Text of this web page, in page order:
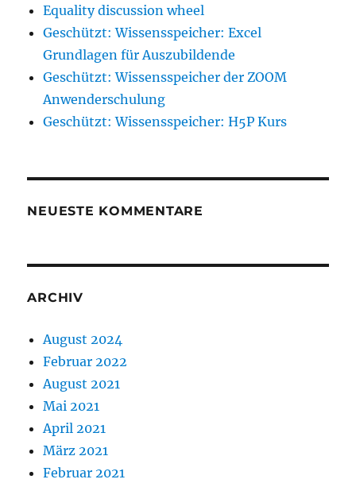
Equality discussion wheel
Geschützt: Wissensspeicher: Excel
Grundlagen für Auszubildende
Geschützt: Wissensspeicher der ZOOM
Anwenderschulung
Geschützt: Wissensspeicher: H5P Kurs
NEUESTE KOMMENTARE
ARCHIV
August 2024
Februar 2022
August 2021
Mai 2021
April 2021
März 2021
Februar 2021